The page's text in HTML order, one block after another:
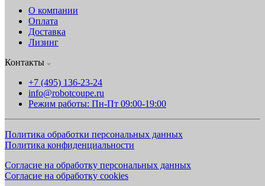
О компании
Оплата
Доставка
Лизинг
Контакты
+7 (495) 136-23-24
info@robotcoupe.ru
Режим работы: Пн-Пт 09:00-19:00
Политика обработки персональных данных
Политика конфиденциальности
Согласие на обработку персональных данных
Согласие на обработку cookies